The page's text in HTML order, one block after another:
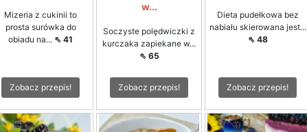
Mizeria z cukinii to
prosta surówka do
obiadu na... ⇖ 41
Zobacz przepis!
w...
Soczyste polędwiczki z
kurczaka zapiekane w...
⇖ 65
Zobacz przepis!
Dieta pudełkowa bez
nabiału skierowana jest...
⇖ 48
Zobacz przepis!